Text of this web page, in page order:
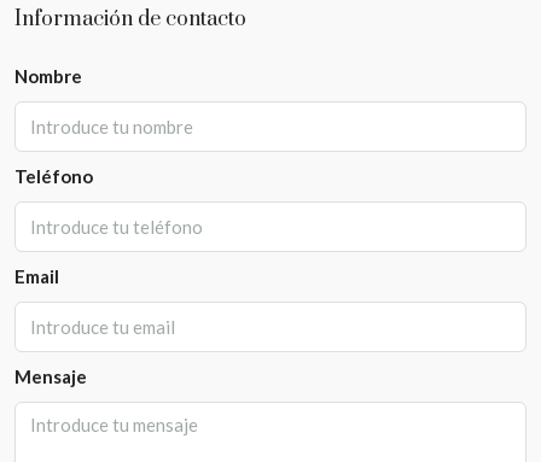
Información de contacto
Nombre
Teléfono
Email
Mensaje